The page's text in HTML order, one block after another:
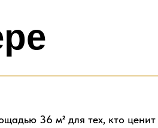
36 м² для тех, кто